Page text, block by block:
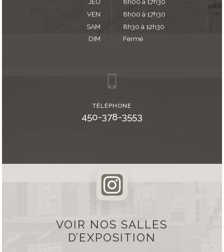
JEU
8h00 à 17h30
VEN
8h00 à 17h30
SAM
8h30 à 12h30
DIM
Fermé
TÉLÉPHONE
450-378-3553
VOIR NOS SALLES
D’EXPOSITION